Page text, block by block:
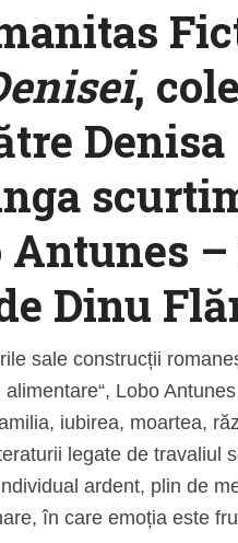
,
Denisa
Dinu
sale construcții
Lobo
iubirea, moartea,
legate de travaliul
ardent, plin de
în care emoția este